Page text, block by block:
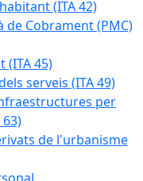
(ITA 42)
de Cobrament (PMC)
(ITA 45)
serveis (ITA 49)
per
de l'urbanisme